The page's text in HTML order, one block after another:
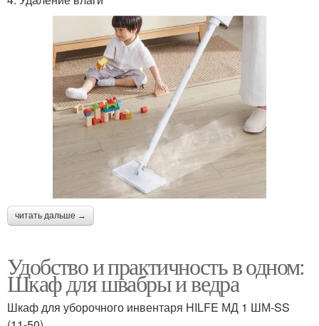
читать дальше →
Удобство и практичность в одном:
Шкаф для швабры и ведра
Шкаф для уборочного инвентаря HILFE МД 1 ШМ-SS